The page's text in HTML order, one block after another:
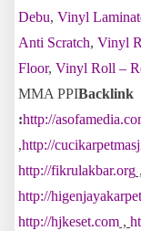
Debu, Vinyl
Anti Scratch, Vinyl
Floor, Vinyl Roll –
MMA PPIBacklink
:http://
,http://
http://fikrulakbar.org ,
http://
http://hjkeset.com ,